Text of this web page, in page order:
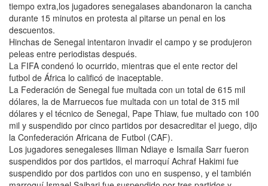
tiempo extra,los jugadores senegalases abandonaron la cancha
durante 15 minutos en protesta al pitarse un penal en los
descuentos.
Hinchas de Senegal intentaron invadir el campo y se produjeron
peleas entre periodistas después.
La FIFA condenó lo ocurrido, mientras que el ente rector del
futbol de África lo calificó de inaceptable.
La Federación de Senegal fue multada con un total de 615 mil
dólares, la de Marruecos fue multada con un total de 315 mil
dólares y el técnico de Senegal, Pape Thiaw, fue multado con 100
mil y suspendido por cinco partidos por desacreditar el juego, dijo
la Confederación Africana de Futbol (CAF).
Los jugadores senegaleses Iliman Ndiaye e Ismaila Sarr fueron
suspendidos por dos partidos, el marroquí Achraf Hakimi fue
suspendido por dos partidos con uno en suspenso, y el también